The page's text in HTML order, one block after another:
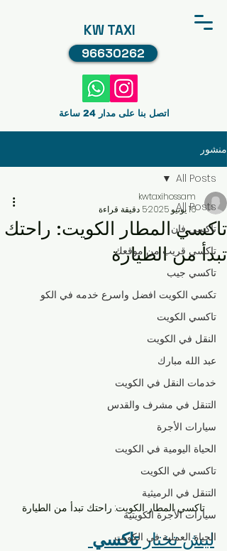
KW TAXI
96630262
اتصل بنا على مدار 24 ساعة
منشور
All Posts
تاكسي فان
تاكسي قريب من موقعك
تاكسي جيب
تكسي الكويت افضل واسرع خدمه في الكو
تاكسي الكويت
النقل في الكويت
عبد الله مبارك
خدمات النقل في الكويت
التنقل في مشرف والقدس
سيارات الأجرة
الحياة اليومية في الكويت
تاكسي في الكويت
التنقل في الرميثية
سيارات الأجرة الكويتية
الحياة العملية في الكويت
All Posts
تاكسي المطار الكويت: راحتك
تبدأ من الطيارة
kwtaxihossam
16 يونيو 2025
5 دقيقة قراءة
تاكسي المطار الكويت: راحتك تبدأ من الطيارة
ليش تختار تاكسي